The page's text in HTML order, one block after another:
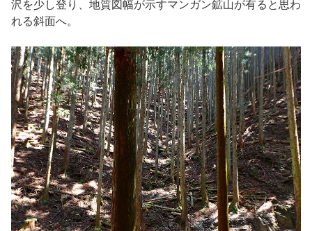
沢を少し登り、地質図幅が示すマンガン鉱山が有ると思わ
れる斜面へ。